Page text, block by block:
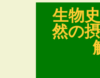
生物
然の